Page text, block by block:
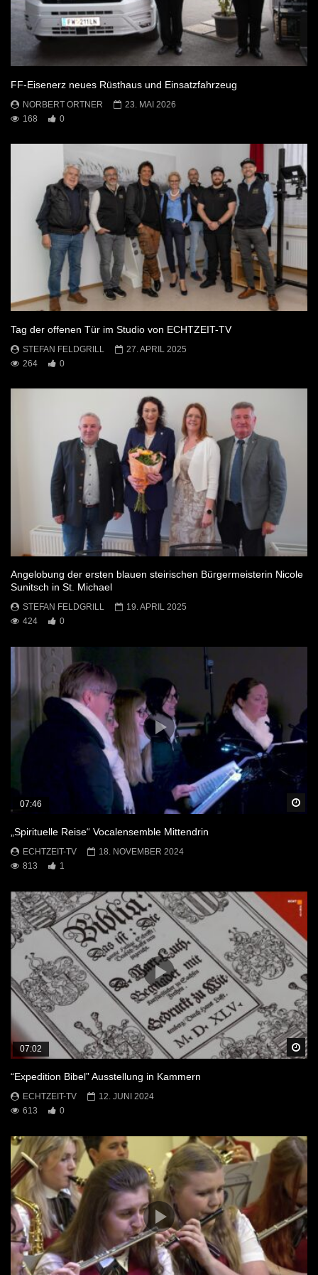
FF-Eisenerz neues Rüsthaus und Einsatzfahrzeug
NORBERT ORTNER
23. MAI 2026
168
0
Tag der offenen Tür im Studio von ECHTZEIT-TV
STEFAN FELDGRILL
27. APRIL 2025
264
0
Angelobung der ersten blauen steirischen Bürgermeisterin Nicole
Sunitsch in St. Michael
STEFAN FELDGRILL
19. APRIL 2025
424
0
07:46
„Spirituelle Reise“ Vocalensemble Mittendrin
ECHTZEIT-TV
18. NOVEMBER 2024
813
1
07:02
“Expedition Bibel” Ausstellung in Kammern
ECHTZEIT-TV
12. JUNI 2024
613
0